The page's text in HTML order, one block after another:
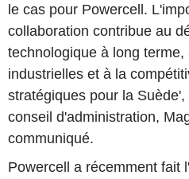
le cas pour Powercell.
collaboration contribue au
technologique à long
industrielles et à la
stratégiques pour la
conseil d'administration,
communiqué.
Powercell a récemment fait